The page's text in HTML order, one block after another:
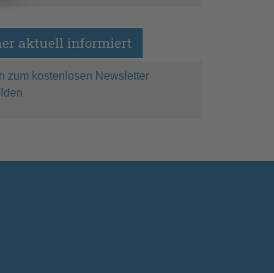
aktuell informiert
zum kostenlosen Newsletter